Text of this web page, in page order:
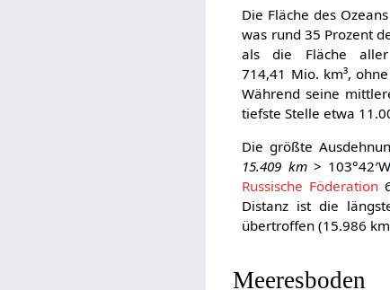
Die Fläche des
was rund 35 Prozent
als die Fläche
714,41 Mio. km³,
Während seine
tiefste Stelle etwa
Die größte
15.409 km> 103°42′W
Russische Föderation
Distanz ist die
übertroffen (15.986 km
Meeresboden